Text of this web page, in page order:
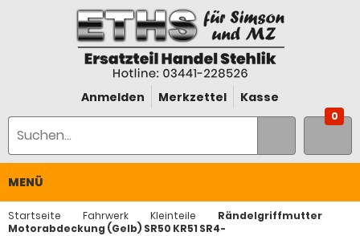
Anmelden Merkzettel Kasse
0
MENÜ
Startseite Fahrwerk Kleinteile
Rändelgriffmutter
Motorabdeckung (Gelb) SR50 KR51 SR4-